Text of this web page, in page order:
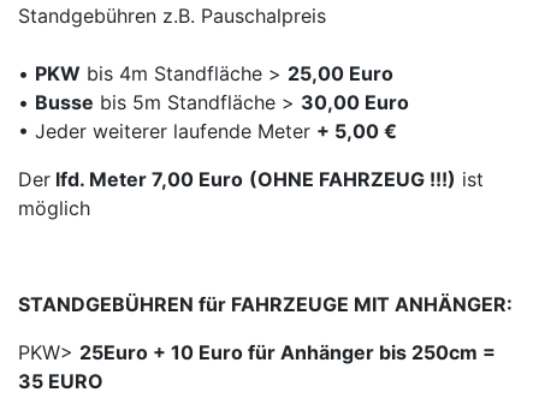
Standgebühren z.B. Pauschalpreis
• PKW bis 4m Standfläche > 25,00 Euro
• Busse bis 5m Standfläche > 30,00 Euro
• Jeder weiterer laufende Meter + 5,00 €
Der lfd. Meter 7,00 Euro (OHNE FAHRZEUG !!!) ist
möglich
STANDGEBÜHREN für FAHRZEUGE MIT ANHÄNGER:
PKW> 25Euro + 10 Euro für Anhänger bis 250cm =
35 EURO